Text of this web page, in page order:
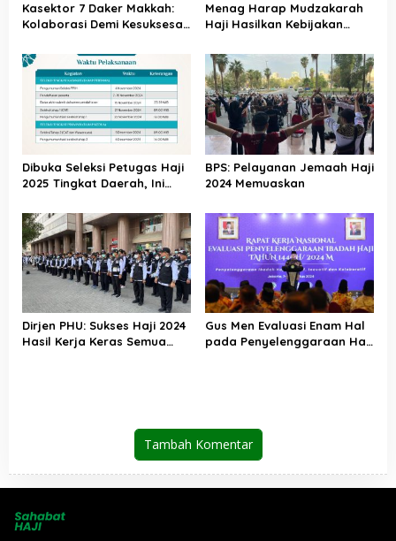
Kasektor 7 Daker Makkah:
Kolaborasi Demi Kesuksesan
Menag Harap Mudzakarah
Haji Hasilkan Kebijakan
Dibuka Seleksi Petugas Haji
2025 Tingkat Daerah, Ini
Tahapannya
BPS: Pelayanan Jemaah Haji
2024 Memuaskan
Dirjen PHU: Sukses Haji 2024
Hasil Kerja Keras Semua
Gus Men Evaluasi Enam Hal
pada Penyelenggaraan Haji
Tambah Komentar